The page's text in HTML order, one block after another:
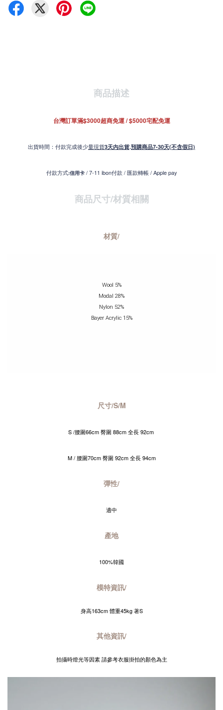
商品描述
台灣訂單滿$3000超商免運 / $5000宅配免運
出貨時間：付款完成後少量現貨3天內出貨.預購商品7-30天(不含假日)
付款方式:信用卡 / 7-11 ibon付款 / 匯款轉帳 / Apple pay
商品尺寸/材質相關
材質/
Wool 5%
Modal 28%
Nylon 52%
Bayer Acrylic 15%
尺寸/S/M
S /腰圍66cm 臀圍 88cm 全長 92cm
M / 腰圍70cm 臀圍 92cm 全長 94cm
彈性/
適中
產地
100%韓國
模特資訊/
身高163cm 體重45kg 著S
其他資訊/
拍攝時燈光等因素 請參考衣服掛拍的顏色為主